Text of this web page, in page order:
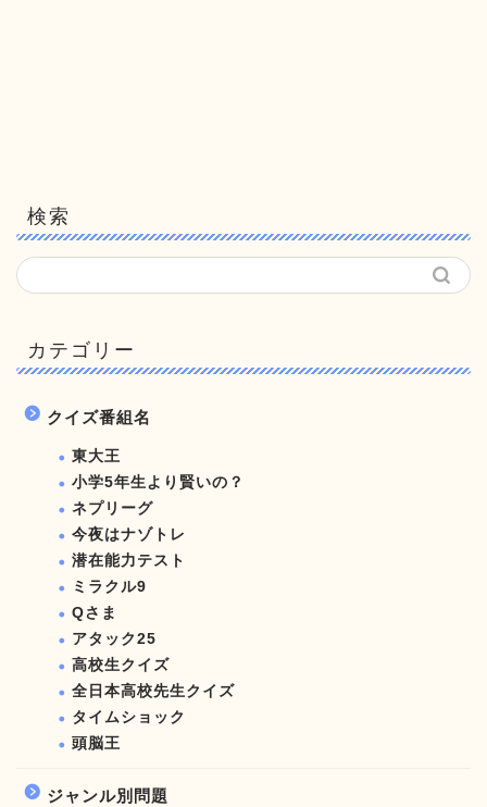
検索
カテゴリー
クイズ番組名
東大王
小学5年生より賢いの？
ネプリーグ
今夜はナゾトレ
潜在能力テスト
ミラクル9
Qさま
アタック25
高校生クイズ
全日本高校先生クイズ
タイムショック
頭脳王
ジャンル別問題